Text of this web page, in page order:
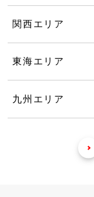
関西エリア
東海エリア
九州エリア